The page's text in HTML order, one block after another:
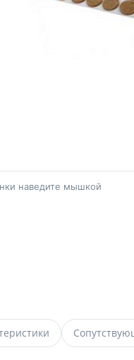
наведите мышкой